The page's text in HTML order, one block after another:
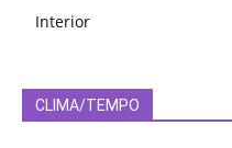
Interior
CLIMA/TEMPO